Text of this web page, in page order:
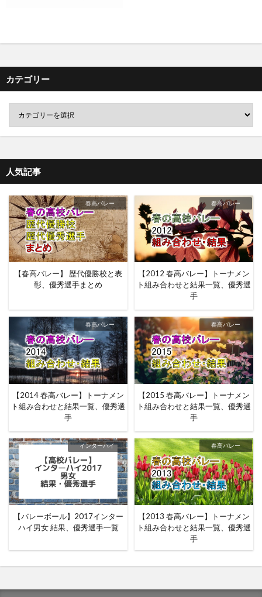
カテゴリー
人気記事
春高バレー
【春高バレー】 歴代優勝校と表
彰、優秀選手まとめ
春高バレー
【2012 春高バレー】トーナメン
ト組み合わせと結果一覧、優秀選
手
春高バレー
【2014 春高バレー】トーナメン
ト組み合わせと結果一覧、優秀選
手
春高バレー
【2015 春高バレー】トーナメン
ト組み合わせと結果一覧、優秀選
手
インターハイ
【バレーボール】2017インター
ハイ男女 結果、優秀選手一覧
春高バレー
【2013 春高バレー】トーナメン
ト組み合わせと結果一覧、優秀選
手